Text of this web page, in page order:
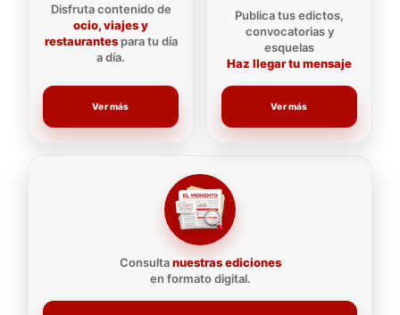
Disfruta contenido de
ocio, viajes y
restaurantespara tu día
a día.
Ver más
Consultanuestras ediciones
en formato digital.
Publica tus edictos,
convocatorias y
esquelas
Haz llegar tu mensaje
Ver más